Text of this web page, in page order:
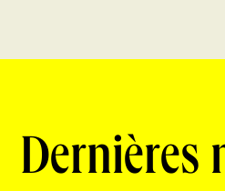
Dernières